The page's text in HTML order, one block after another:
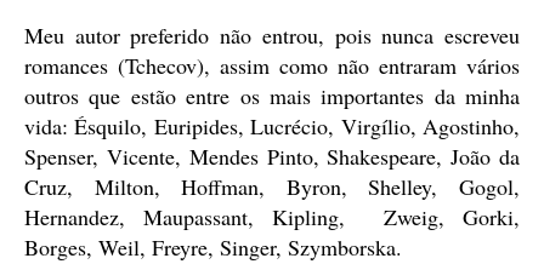
Meu autor preferido não entrou, pois nunca escreveu
romances (Tchecov), assim como não entraram vários
outros que estão entre os mais importantes da minha
vida: Ésquilo, Euripides, Lucrécio, Virgílio, Agostinho,
Spenser, Vicente, Mendes Pinto, Shakespeare, João da
Cruz, Milton, Hoffman, Byron, Shelley, Gogol,
Hernandez, Maupassant, Kipling, Zweig, Gorki,
Borges, Weil, Freyre, Singer, Szymborska.